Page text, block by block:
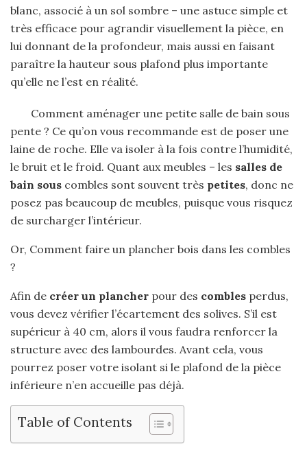
blanc, associé à un sol sombre – une astuce simple et
très efficace pour agrandir visuellement la pièce, en
lui donnant de la profondeur, mais aussi en faisant
paraître la hauteur sous plafond plus importante
qu’elle ne l’est en réalité.
Comment aménager une petite salle de bain sous
pente ? Ce qu’on vous recommande est de poser une
laine de roche. Elle va isoler à la fois contre l’humidité,
le bruit et le froid. Quant aux meubles – les salles de
bain sous combles sont souvent très petites, donc ne
posez pas beaucoup de meubles, puisque vous risquez
de surcharger l’intérieur.
Or, Comment faire un plancher bois dans les combles
?
Afin de créer un plancher pour des combles perdus,
vous devez vérifier l’écartement des solives. S’il est
supérieur à 40 cm, alors il vous faudra renforcer la
structure avec des lambourdes. Avant cela, vous
pourrez poser votre isolant si le plafond de la pièce
inférieure n’en accueille pas déjà.
Table of Contents